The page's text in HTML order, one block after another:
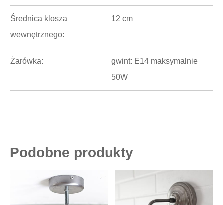
Średnica klosza
wewnętrznego:
12 cm
Żarówka:
gwint: E14 maksymalnie
50W
Podobne produkty